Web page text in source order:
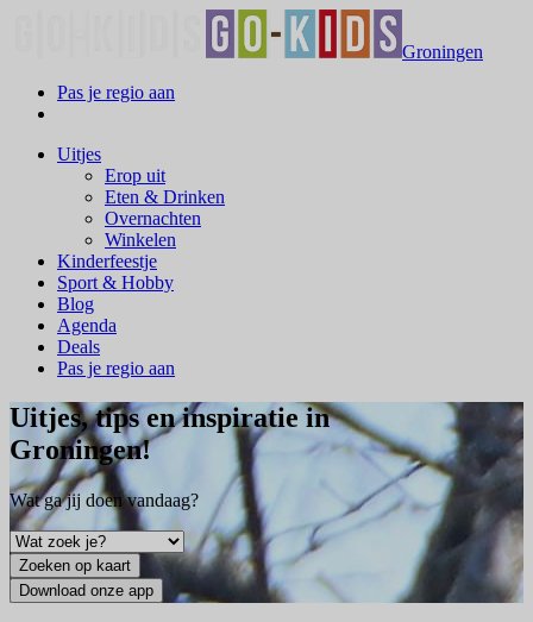
Groningen
Pas je regio aan
Uitjes
Erop uit
Eten & Drinken
Overnachten
Winkelen
Kinderfeestje
Sport & Hobby
Blog
Agenda
Deals
Pas je regio aan
Uitjes, tips en inspiratie in
Groningen!
Wat ga jij doen vandaag?